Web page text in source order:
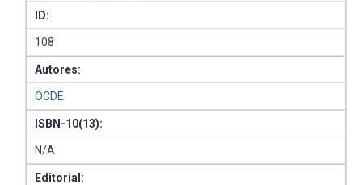
ID:
108
Autores:
OCDE
ISBN-10(13):
N/A
Editorial: